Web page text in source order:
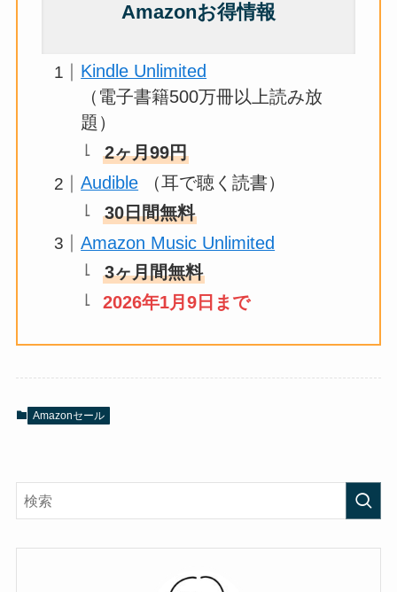
Amazonお得情報
Kindle Unlimited
（電子書籍500万冊以上読み放
題）
2ヶ月99円
Audible （耳で聴く読書）
30日間無料
Amazon Music Unlimited
3ヶ月間無料
2026年1月9日まで
Amazonセール